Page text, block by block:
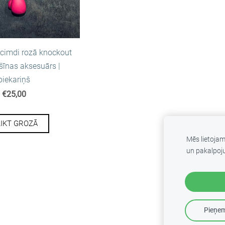
rozā knockout
aksesuārs |
€25,00
GROZĀ
Mēs
un